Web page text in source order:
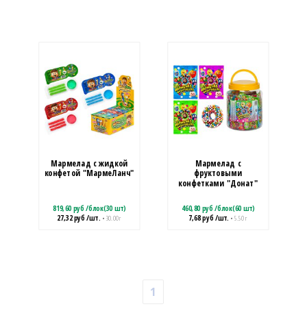
Мармелад с жидкой
конфетой "МармеЛанч"
819,60руб /блок(30 шт)
27,32руб /шт. • 30.00 г
Мармелад с
фруктовыми
конфетками "Донат"
460,80 руб /блок(60 шт)
7,68руб /шт. • 5.50 г
1